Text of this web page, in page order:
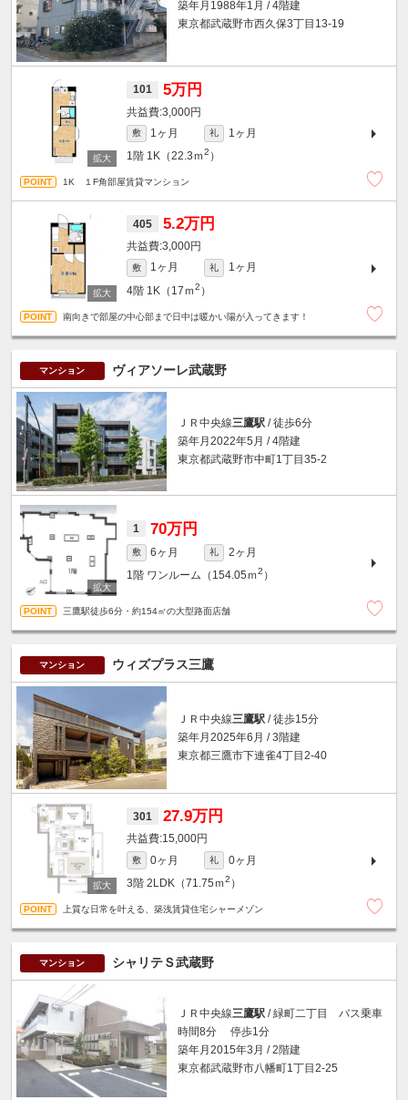
築年月1988年1月 / 4階建
東京都武蔵野市西久保3丁目13-19
101 5万円
3,000円
敷 1ヶ月 礼
1ヶ月
1階 1K（22.3ｍ2 ）
1K １F角部屋賃貸マンション
405 5.2万円
3,000円
敷 1ヶ月 礼
1ヶ月
4階 1K（17ｍ2 ）
南向きで部屋の中心部まで日中は暖かい陽が入ってきます！
マンション ヴィアソーレ武蔵野
ＪＲ中央線三鷹駅 / 徒歩6分
築年月2022年5月 / 4階建
東京都武蔵野市中町1丁目35-2
1 70万円
敷 6ヶ月 礼
2ヶ月
1階 ワンルーム（154.05ｍ2 ）
三鷹駅徒歩6分・約154㎡の大型路面店舗
マンション ウィズプラス三鷹
ＪＲ中央線三鷹駅 / 徒歩15分
築年月2025年6月 / 3階建
東京都三鷹市下連雀4丁目2-40
301 27.9万円
15,000円
敷 0ヶ月 礼
0ヶ月
3階 2LDK（71.75ｍ2 ）
上質な日常を叶える、築浅賃貸住宅シャーメゾン
マンション シャリテＳ武蔵野
ＪＲ中央線三鷹駅 / 緑町二丁目 バス乗車
時間8分 停歩1分
築年月2015年3月 / 2階建
東京都武蔵野市八幡町1丁目2-25